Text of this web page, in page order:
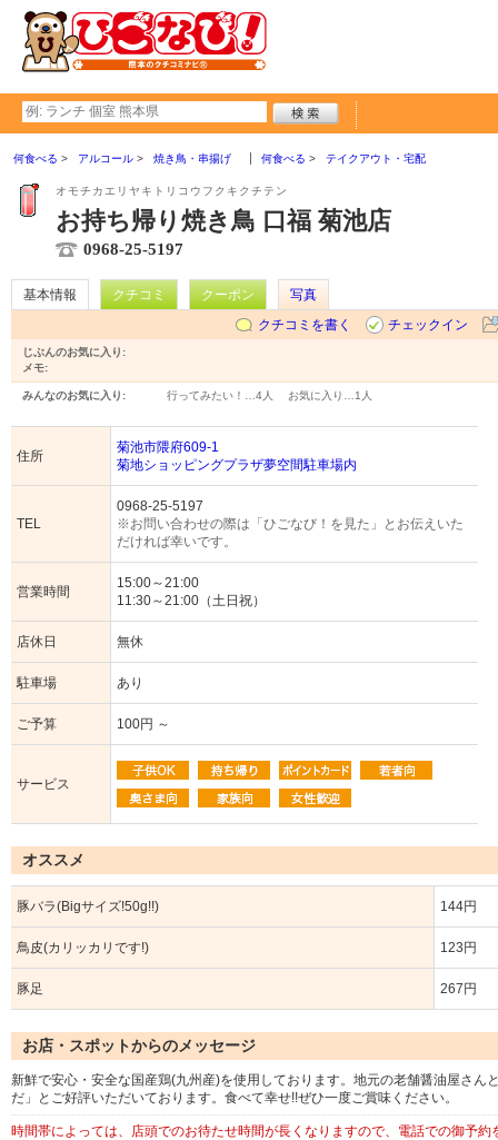
何食べる アルコール 焼き鳥・串揚げ 何食べる テイクアウト・宅配
オモチカエリヤキトリコウフクキクチテン
お持ち帰り焼き鳥 口福 菊池店
0968-25-5197
基本情報 クチコミ クーポン
写真
クチコミを書く
チェックイン
じぶんのお気に入り:
メモ:
みんなのお気に入り: 行ってみたい！… 4人 お気に入り… 1人
住所
菊池市隈府609-1
菊地ショッピングプラザ夢空間駐車場内
TEL
0968-25-5197
※お問い合わせの際は「ひごなび！を見た」とお伝えいた
だければ幸いです。
営業時間
15:00～21:00
11:30～21:00（土日祝）
店休日 無休
駐車場 あり
ご予算 100円 ～
サービス
オススメ
豚バラ(Bigサイズ!50g!!) 144円
鳥皮(カリッカリです!) 123円
豚足 267円
お店・スポットからのメッセージ
新鮮で安心・安全な国産鶏(九州産)を使用しております。地元の老舗醤油屋さん
だ」とご好評いただいております。食べて幸せ!!ぜひ一度ご賞味ください。
時間帯によっては、店頭でのお待たせ時間が長くなりますので、電話での御予約